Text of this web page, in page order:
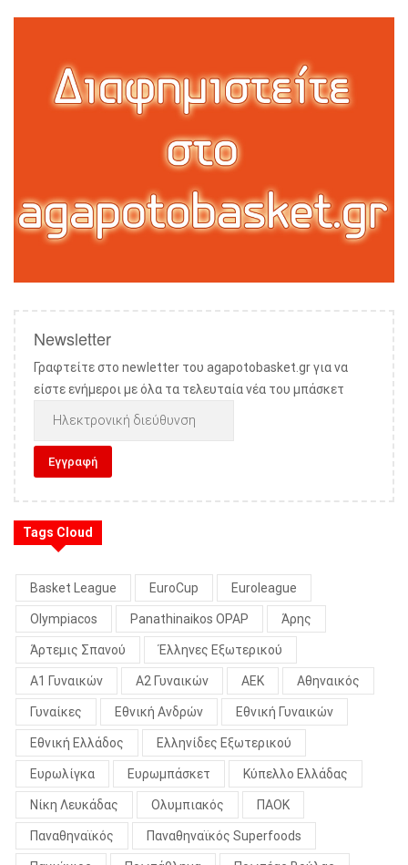
Newsletter
Γραφτείτε στο newletter του agapotobasket.gr για να
είστε ενήμεροι με όλα τα τελευταία νέα του μπάσκετ
Tags Cloud
Basket League EuroCup Euroleague
Olympiacos Panathinaikos OPAP Άρης
Άρτεμις Σπανού Έλληνες Εξωτερικού
Α1 Γυναικών Α2 Γυναικών ΑΕΚ Αθηναικός
Γυναίκες Εθνική Ανδρών Εθνική Γυναικών
Εθνική Ελλάδος Ελληνίδες Εξωτερικού
Ευρωλίγκα Ευρωμπάσκετ Κύπελλο Ελλάδας
Νίκη Λευκάδας Ολυμπιακός ΠΑΟΚ
Παναθηναϊκός Παναθηναϊκός Superfoods